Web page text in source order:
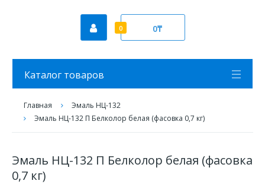
0 0₸
Каталог товаров
Главная
Эмаль НЦ-132
Эмаль НЦ-132 П Белколор белая (фасовка 0,7 кг)
Эмаль НЦ-132 П Белколор белая (фасовка
0,7 кг)